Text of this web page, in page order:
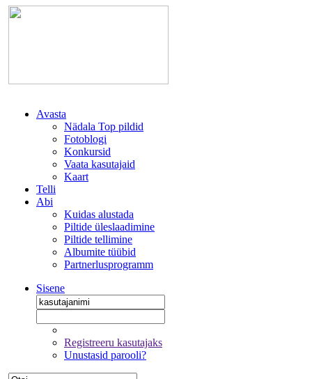
Avasta
Nädala Top pildid
Fotoblogi
Konkursid
Vaata kasutajaid
Kaart
Telli
Abi
Kuidas alustada
Piltide üleslaadimine
Piltide tellimine
Albumite tüübid
Partnerlusprogramm
Sisene
Registreeru kasutajaks
Unustasid parooli?